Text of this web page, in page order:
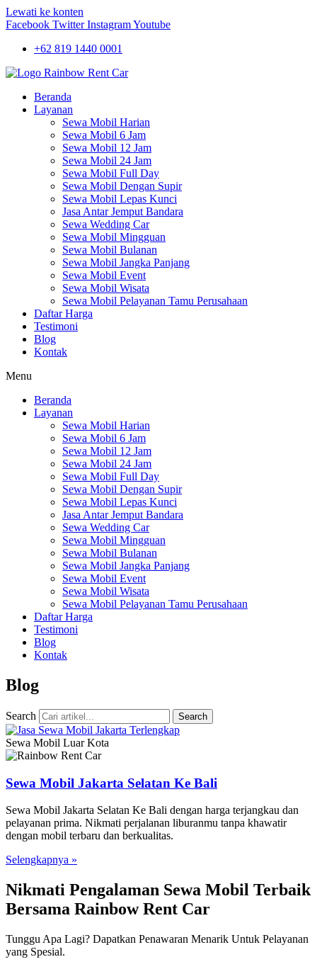
Lewati ke konten
Facebook Twitter InstagramYoutube
+62 819 1440 0001
Beranda
Layanan
Sewa Mobil Harian
Sewa Mobil 6 Jam
Sewa Mobil 12 Jam
Sewa Mobil 24 Jam
Sewa Mobil Full Day
Sewa Mobil Dengan Supir
Sewa Mobil Lepas Kunci
Jasa Antar Jemput Bandara
Sewa Wedding Car
Sewa Mobil Mingguan
Sewa Mobil Bulanan
Sewa Mobil Jangka Panjang
Sewa Mobil Event
Sewa Mobil Wisata
Sewa Mobil Pelayanan Tamu Perusahaan
Daftar Harga
Testimoni
Blog
Kontak
Menu
Beranda
Layanan
Sewa Mobil Harian
Sewa Mobil 6 Jam
Sewa Mobil 12 Jam
Sewa Mobil 24 Jam
Sewa Mobil Full Day
Sewa Mobil Dengan Supir
Sewa Mobil Lepas Kunci
Jasa Antar Jemput Bandara
Sewa Wedding Car
Sewa Mobil Mingguan
Sewa Mobil Bulanan
Sewa Mobil Jangka Panjang
Sewa Mobil Event
Sewa Mobil Wisata
Sewa Mobil Pelayanan Tamu Perusahaan
Daftar Harga
Testimoni
Blog
Kontak
Blog
Search Search
Sewa Mobil Luar Kota
Sewa Mobil Jakarta Selatan Ke Bali
Sewa Mobil Jakarta Selatan Ke Bali dengan harga terjangkau dan
pelayanan prima. Nikmati perjalanan liburanmu tanpa khawatir
dengan mobil terbaru dan berkualitas.
Selengkapnya »
Nikmati Pengalaman Sewa Mobil Terbaik
Bersama Rainbow Rent Car
Tunggu Apa Lagi? Dapatkan Penawaran Menarik Untuk Pelayanan
yang Spesial.